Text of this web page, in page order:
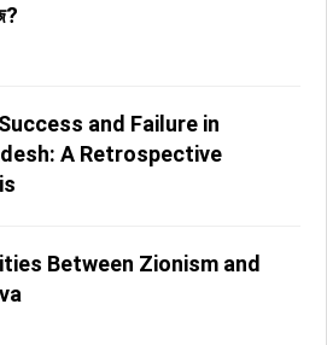
Success and Failure in
A Retrospective
Between Zionism and